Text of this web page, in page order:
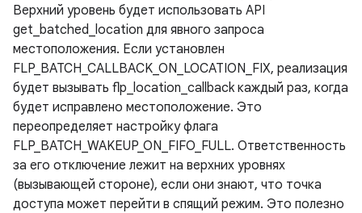
Верхний уровень будет использовать API
get_batched_location для явного запроса
местоположения. Если установлен
FLP_BATCH_CALLBACK_ON_LOCATION_FIX, реализация
будет вызывать flp_location_callback каждый раз, когда
будет исправлено местоположение. Это
переопределяет настройку флага
FLP_BATCH_WAKEUP_ON_FIFO_FULL. Ответственность
за его отключение лежит на верхних уровнях
(вызывающей стороне), если они знают, что точка
доступа может перейти в спящий режим. Это полезно